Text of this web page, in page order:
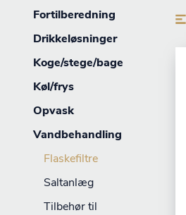
Fortilberedning
Drikkeløsninger
Koge/stege/bage
Køl/frys
Opvask
Vandbehandling
Flaskefiltre
Saltanlæg
Tilbehør til